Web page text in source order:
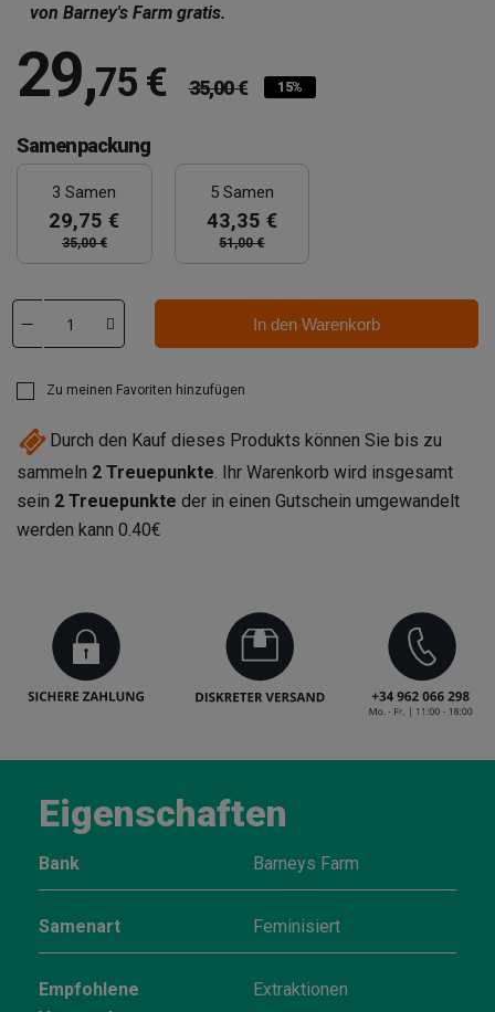
von Barney's Farm gratis.
29,75 € 35,00 € 15%
Samenpackung
3 Samen
29,75 €
35,00 €
5 Samen
43,35 €
51,00 €
In den Warenkorb
Zu meinen Favoriten hinzufügen
Durch den Kauf dieses Produkts können Sie bis zu
sammeln 2 Treuepunkte. Ihr Warenkorb wird insgesamt
sein 2 Treuepunkte der in einen Gutschein umgewandelt
werden kann 0.40€
Eigenschaften
Bank Barneys Farm
Samenart Feminisiert
Empfohlene
Extraktionen